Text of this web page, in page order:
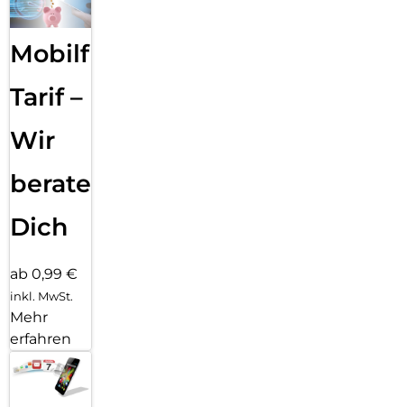
Mobilfunk
Tarif –
Wir
beraten
Dich
ab 0,99 €
inkl. MwSt.
Mehr
erfahren